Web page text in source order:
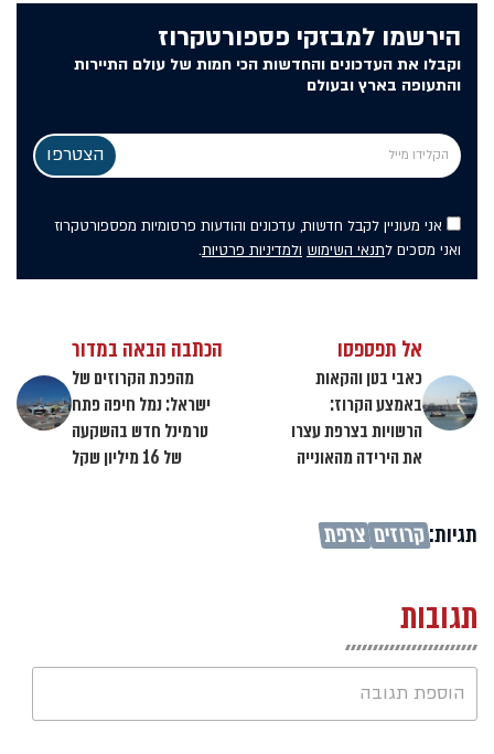
הירשמו למבזקי פספורטקרוז
וקבלו את העדכונים והחדשות הכי חמות של עולם התיירות
והתעופה בארץ ובעולם
אני מעוניין לקבל חדשות, עדכונים והודעות פרסומיות מפספורטקרוז
ואני מסכים לתנאי השימוש ולמדיניות פרטיות.
אל תפספסו
כאבי בטן והקאות
באמצע הקרוז:
הרשויות בצרפת עצרו
את הירידה מהאונייה
הכתבה הבאה במדור
מהפכת הקרוזים של
ישראל: נמל חיפה פתח
טרמינל חדש בהשקעה
של 16 מיליון שקל
תגיות:קרוזים צרפת
תגובות
הוספת תגובה